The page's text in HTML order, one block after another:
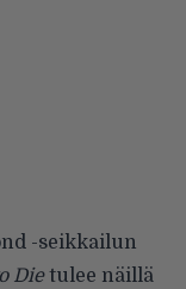
-seikkailun
Dietulee näillä